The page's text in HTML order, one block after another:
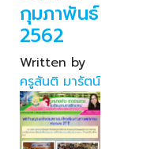
กุมภาพันธ์
2562
Written by
ครูสันติ มารัตน์